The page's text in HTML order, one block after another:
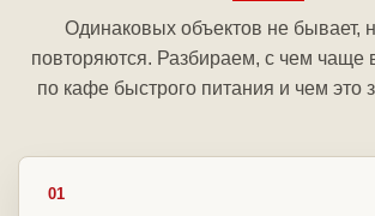
Одинаковых объектов не бывает,
повторяются. Разбираем, с чем чаще
по кафе быстрого питания и чем это
01